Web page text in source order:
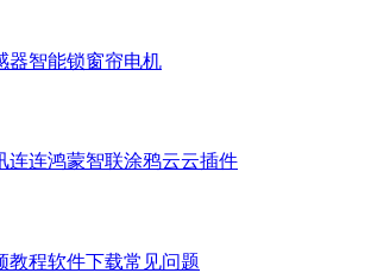
器智能锁窗帘电机
连连鸿蒙智联涂鸦云云插件
教程软件下载常见问题